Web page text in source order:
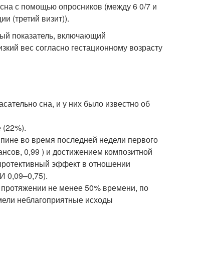
с помощью опросников (между 6 0/7 и
(третий визит)).
показатель, включающий
вес согласно гестационному возрасту
сна, и у них было известно об
во время последней недели первого
0,99 ) и достижением композитной
эффект в отношении
0,09–0,75).
не менее 50% времени, по
неблагоприятные исходы